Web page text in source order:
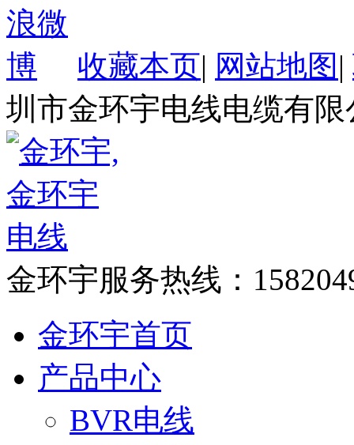
收藏本页| 网站地图 |
圳市金环宇电线电缆有
金环宇服务热线：
金环宇首页
产品中心
BVR电线